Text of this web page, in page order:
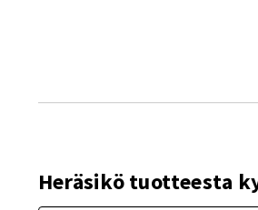
Heräsikö tuotteesta